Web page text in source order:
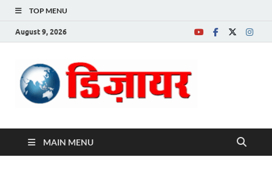
TOP MENU
August 9, 2026
MAIN MENU